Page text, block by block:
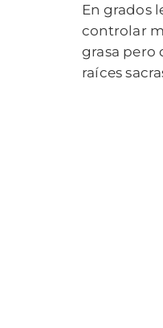
En grados
controlar
grasa pero
raíces